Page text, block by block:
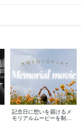
記念日に想いを届けるメ
モリアルムービーを制作